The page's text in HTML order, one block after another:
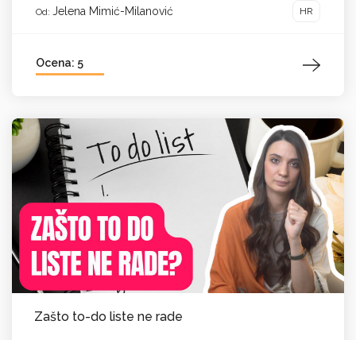
Od: Jelena Mimić-Milanović HR
Ocena: 5
Zašto to-do liste ne rade